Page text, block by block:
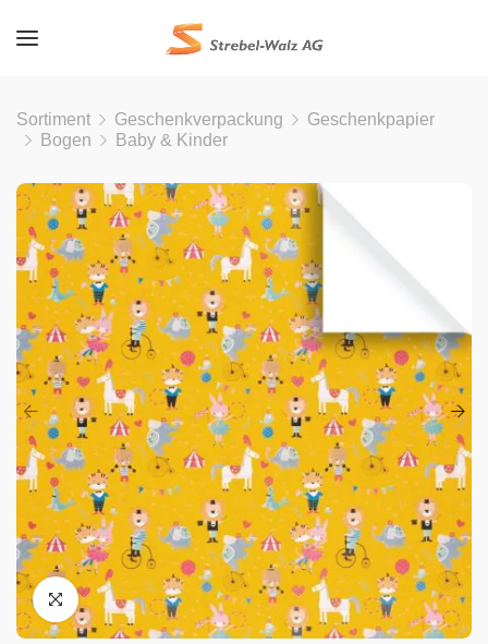
Sortiment Geschenkverpackung
Geschenkpapier
Bogen
Baby & Kinder